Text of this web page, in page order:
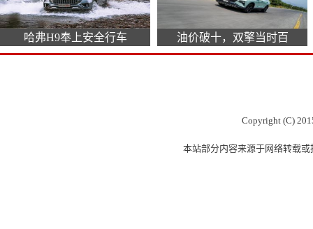
哈弗H9奉上安全行车 油价破十，双擎当时百
Copyright (C)
本站部分内容来源于网络转载